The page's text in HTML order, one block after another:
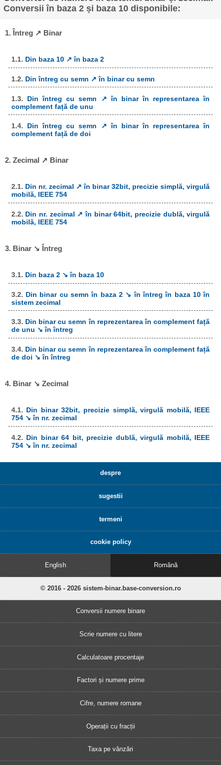
Conversii în baza 2 și baza 10 disponibile:
1. Întreg ↗ Binar
1.1. Din baza 10 ↗ în baza 2
1.2. Din întreg cu semn ↗ în binar cu semn
1.3. Din întreg cu semn ↗ în binar în representarea în
complement față de unu
1.4. Din întreg cu semn ↗ în binar în representarea în
complement față de doi
2. Zecimal ↗ Binar
2.1. Din nr. zecimal ↗ în binar 32bit, precizie simplă, virgulă
mobilă, IEEE 754
2.2. Din nr. zecimal ↗ în binar 64bit, precizie dublă, virgulă
mobilă, IEEE 754
3. Binar ↘ Întreg
3.1. Din baza 2 ↘ în baza 10
3.2. Din binar cu semn în baza 2 ↘ în întreg în baza 10 în
sistem zecimal
3.3. Din binar cu semn în reprezentarea în complement față
de unu ↘ în întreg
3.4. Din binar cu semn în reprezentarea în complement față
de doi ↘ în întreg
4. Binar ↘ Zecimal
4.1. Din binar 32bit, precizie simplă, virgulă mobilă, IEEE
754 ↘ în nr. zecimal
4.2. Din binar 64 bit, precizie dublă, virgulă mobilă, IEEE
754 ↘ în nr. zecimal
despre
sugestii
termeni
cookie policy
English Română
© 2016 - 2026 sistem-binar.base-conversion.ro
Conversii numere binare
Scrie numere cu litere
Calculatoare procentaje
Factori și numere prime
Cifre, numere romane
Operații cu fracții
Taxa pe vânzări